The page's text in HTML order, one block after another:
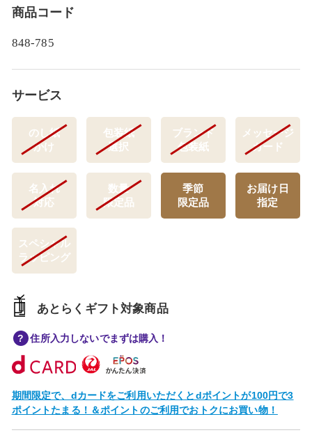
商品コード
848-785
サービス
のし紙
かけ
包装紙
選択
ブランド
包装紙
メッセージ
カード
名入れ
対応
数量
限定品
季節
限定品
お届け日
指定
スペシャル
ラッピング
あとらくギフト対象商品
住所入力しないでまずは購入！
期間限定で、dカードをご利用いただくとdポイントが100円で3
ポイントたまる！＆ポイントのご利用でおトクにお買い物！